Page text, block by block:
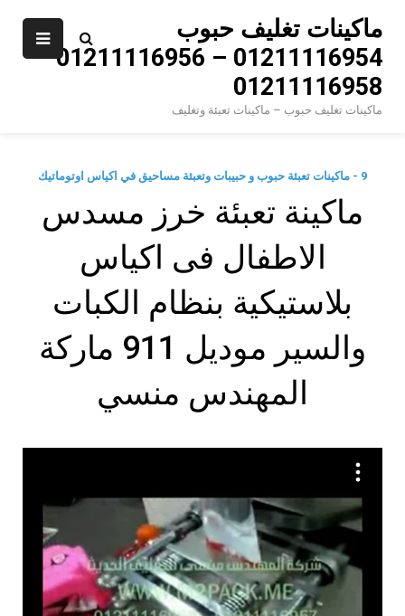
content
ماكينات تغليف حبوب
01211116954 – 01211116956 –
01211116958
ماكينات تغليف حبوب – ماكينات تعبئة وتغليف
9 - ماكينات تعبئة حبوب و حبيبات وتعبئة مساحيق في اكياس اوتوماتيك
ماكينة تعبئة خرز مسدس
الاطفال فى اكياس
بلاستيكية بنظام الكبات
والسير موديل 911 ماركة
المهندس منسي